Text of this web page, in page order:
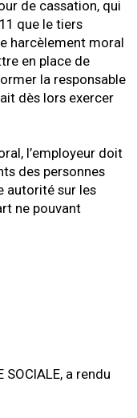
de cassation, qui
que le tiers
harcèlement moral
en place de
la responsable
dès lors exercer
l’employeur doit
des personnes
autorité sur les
ne pouvant
SOCIALE, a rendu